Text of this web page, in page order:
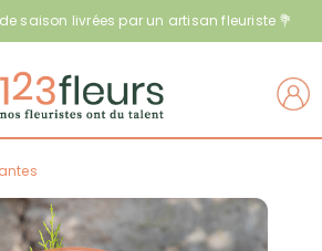
saison livrées par un artisan fleuriste 💐